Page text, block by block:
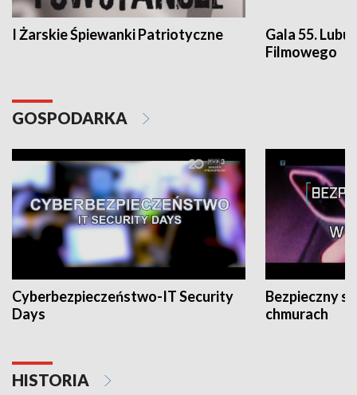
I Żarskie Śpiewanki Patriotyczne
Gala 55.
Filmowego
GOSPODARKA
Cyberbezpieczeństwo-IT Security
Days
Bezpieczny
chmurach
HISTORIA